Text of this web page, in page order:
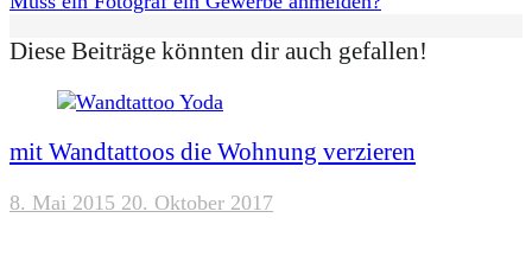
Diese Beiträge könnten dir auch gefallen!
mit Wandtattoos die Wohnung verzieren
8. Mai 2015 20. Oktober 2017